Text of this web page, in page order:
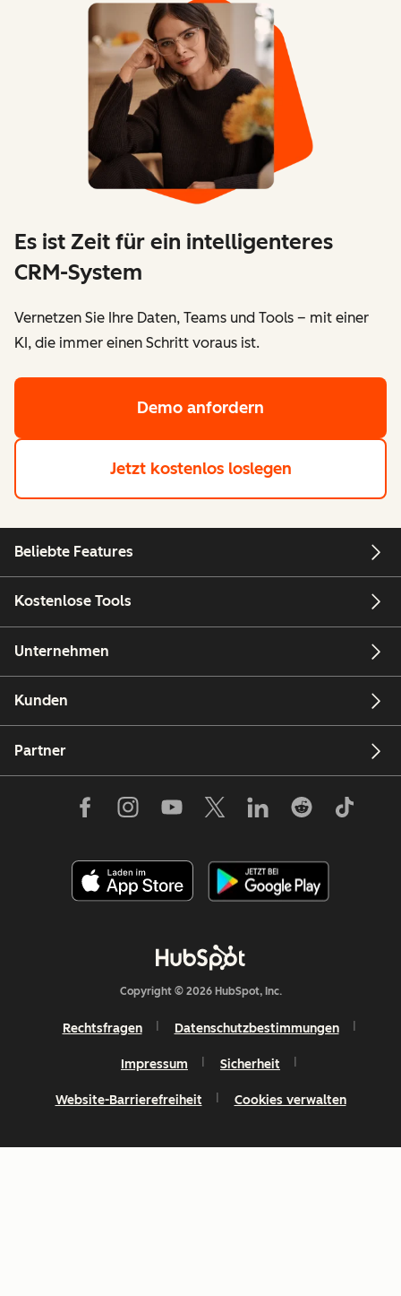
Es ist Zeit für ein intelligenteres
CRM-System
Vernetzen Sie Ihre Daten, Teams und Tools – mit einer
KI, die immer einen Schritt voraus ist.
Demo anfordern
Jetzt kostenlos loslegen
Beliebte Features
Kostenlose Tools
Unternehmen
Kunden
Partner
Copyright © 2026 HubSpot, Inc.
Rechtsfragen Datenschutzbestimmungen
Impressum Sicherheit
Website-Barrierefreiheit Cookies verwalten